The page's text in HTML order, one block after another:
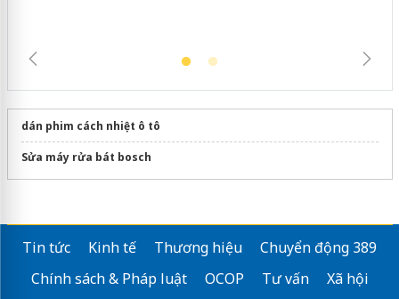
dán phim cách nhiệt ô tô
Sửa máy rửa bát bosch
Tin tức Kinh tế Thương hiệu
Chuyển động 389
Chính sách & Pháp luật
OCOP Tư vấn
Xã hội